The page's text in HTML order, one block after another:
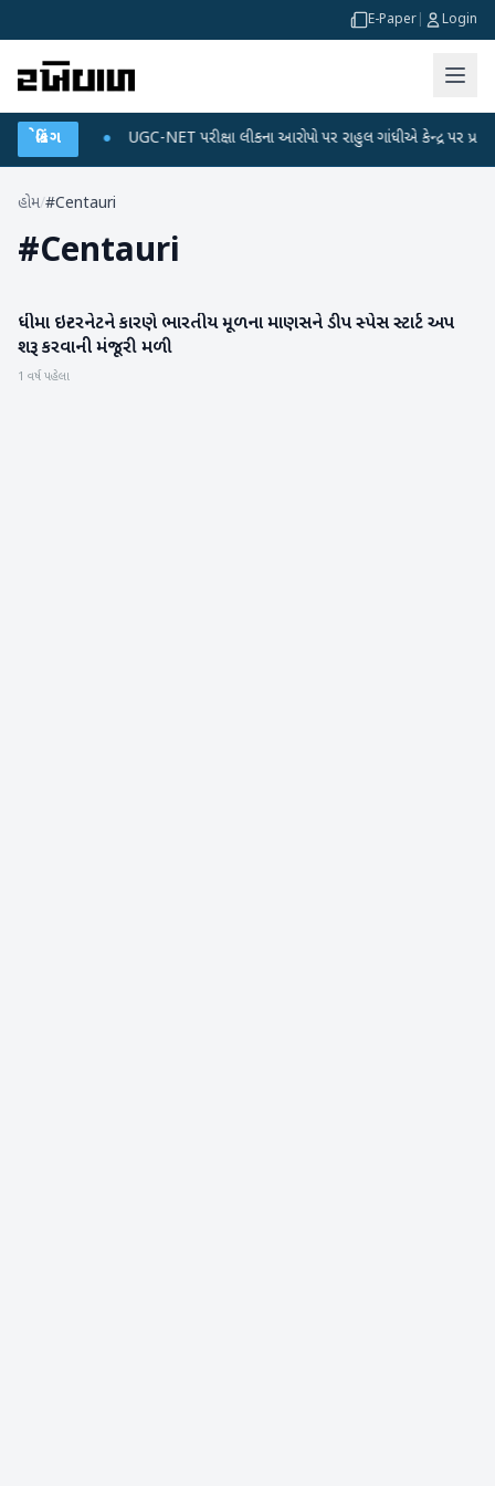
E-Paper Login
બ્રેકિંગ
પ્લાન UGC-NET પરીક્ષા લીકના આરોપો પર રાહુલ ગાંધીએ કેન્દ્ર પર પ્રહાર
હોમ/#Centauri
#Centauri
આંતરરાષ્ટ્રીય
ધીમા ઇન્ટરનેટને કારણે ભારતીય મૂળના માણસને ડીપ સ્પેસ સ્ટાર્ટ અપ
શરૂ કરવાની મંજૂરી મળી
1 વર્ષ પહેલા